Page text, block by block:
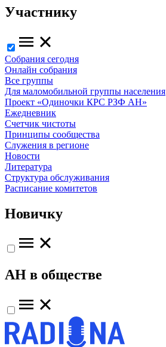
Участнику
Собрания сегодня
Онлайн собрания
Все группы
Для маломобильной группы населения
Проект «Одиночки КРС РЗФ АН»
Ежедневник
Счетчик чистоты
Принципы сообщества
Служения в регионе
Новости
Литература
Структура обслуживания
Расписание комитетов
Новичку
АН в обществе